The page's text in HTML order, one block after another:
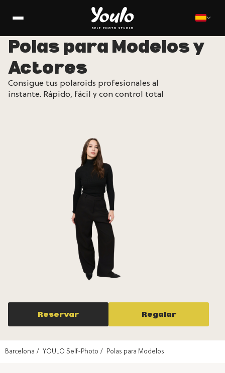
Polas para Modelos y
Actores
Consigue tus polaroids profesionales al
instante. Rápido, fácil y con control total
Reservar Regalar
Barcelona YOULO Self-Photo Polas para Modelos